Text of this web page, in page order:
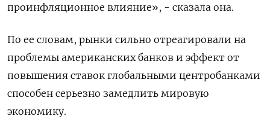
проинфляционное влияние», - сказала она.
По ее словам, рынки сильно отреагировали на
проблемы американских банков и эффект от
повышения ставок глобальными центробанками
способен серьезно замедлить мировую
экономику.